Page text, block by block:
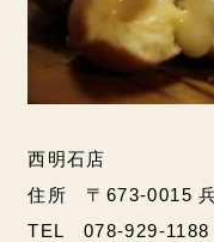
西明石店
住所 〒673-0015
TEL 078-929-1188